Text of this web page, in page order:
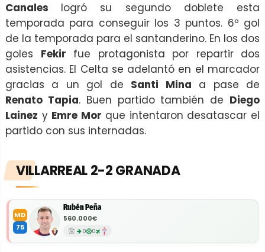
Canales logró su segundo doblete esta
temporada para conseguir los 3 puntos. 6º gol
de la temporada para el santanderino. En los dos
goles Fekir fue protagonista por repartir dos
asistencias. El Celta se adelantó en el marcador
gracias a un gol de Santi Mina a pase de
Renato Tapia. Buen partido también de Diego
Lainez y Emre Mor que intentaron desatascar el
partido con sus internadas.
VILLARREAL 2-2 GRANADA
MD
75
Rubén Peña
560.000€
0 0